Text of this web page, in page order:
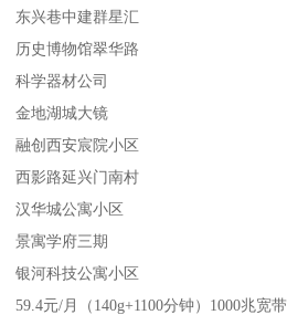
东兴巷中建群星汇
历史博物馆翠华路
科学器材公司
金地湖城大镜
融创西安宸院小区
西影路延兴门南村
汉华城公寓小区
景寓学府三期
银河科技公寓小区
59.4元/月（140g+1100分钟）1000兆宽带